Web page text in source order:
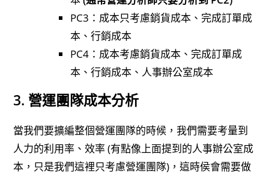
PC3：成本只考慮銷貨成本、完成訂單成
本、行銷成本
PC4：成本考慮銷貨成本、完成訂單成
本、行銷成本、人事辦公室成本
3. 營運團隊成本分析
當我們要擴編整個營運團隊的時候，我們需要考量到
人力的利用率、效率 (有點像上面提到的人事辦公室成
本，只是我們這裡只考慮營運團隊)，這時侯會需要做